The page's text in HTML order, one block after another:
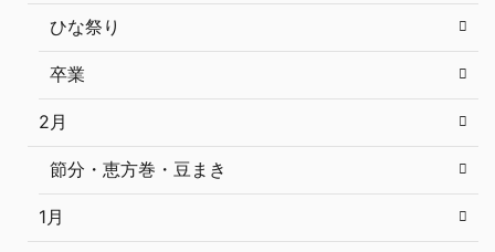
ひな祭り
卒業
2月
節分・恵方巻・豆まき
1月